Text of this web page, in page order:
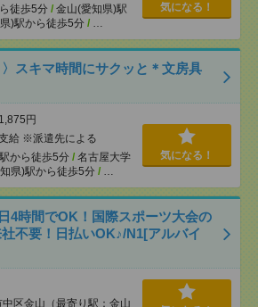
徒歩5分 / 金山(愛知県)駅
)駅から徒歩5分 / …
気になる！
〉スキマ時間にサクッと＊文房具
円
給 ※派遣先による
から徒歩5分 / 名古屋大学
県)駅から徒歩5分 / …
気になる！
4時間でOK！国際スポーツ大会の
不要！日払いOK♪/N1[アルバイ
区金山（最寄り駅：金山